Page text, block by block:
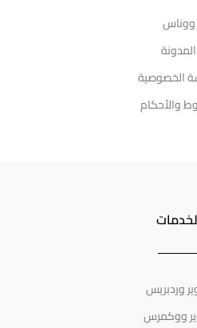
ووناس
المدونة
الخصوصية
والأحكام
وردبريس
ووكمرس